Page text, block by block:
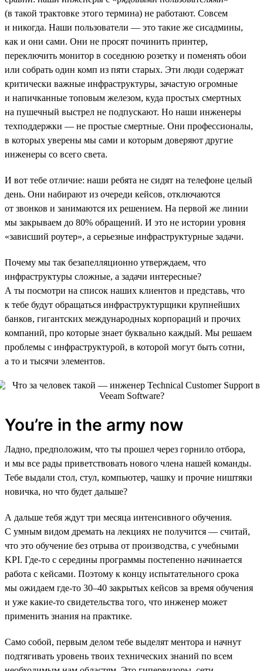
(в такой трактовке этого термина) не работают. Совсем
и никогда. Наши пользователи — это такие же сисадмины,
как и они сами. Они не просят починить принтер,
переключить монитор в соседнюю розетку и поменять обои
или собрать один комп из пяти старых. Эти люди содержат
критически важные инфраструктуры, зачастую огромные
и напичканные топовым железом, куда простых смертных
на пушечный выстрел не подпускают. Но наши инженеры
техподдержки — не простые смертные. Они профессионалы,
в которых уверены мы сами и которым доверяют другие
инженеры со всего света.
И вот тебе отличие: наши ребята не сидят на телефоне целый
день. Они набирают из очереди кейсов, отключаются
от звонков и занимаются их решением. На первой же линии
мы закрываем до 80% обращений. И это не истории уровня
«зависший роутер», а серьезные инфраструктурные задачи.
Почему мы так безапелляционно утверждаем, что
инфраструктуры сложные, а задачи интересные?
А ты посмотри на список наших клиентов и представь, что
к тебе будут обращаться инфраструктурщики крупнейших
банков, гигантских международных корпораций и прочих
компаний, про которые знает буквально каждый. Мы решаем
проблемы с инфраструктурой, в которой могут быть сотни,
а то и тысячи элементов.
You’re in the army now
Ладно, предположим, что ты прошел через горнило отбора,
и мы все рады приветствовать нового члена нашей команды.
Тебе выдали стол, стул, компьютер, чашку и прочие ништяки
новичка, но что будет дальше?
А дальше тебя ждут три месяца интенсивного обучения.
С умным видом дремать на лекциях не получится — считай,
что это обучение без отрыва от производства, с учебными
KPI. Где-то с середины программы постепенно начинается
работа с кейсами. Поэтому к концу испытательного срока
мы ожидаем где-то 30–40 закрытых кейсов за время обучения
и уже какие-то свидетельства того, что инженер может
применить знания на практике.
Само собой, первым делом тебе выделят ментора и начнут
подтягивать уровень твоих технических знаний по всем